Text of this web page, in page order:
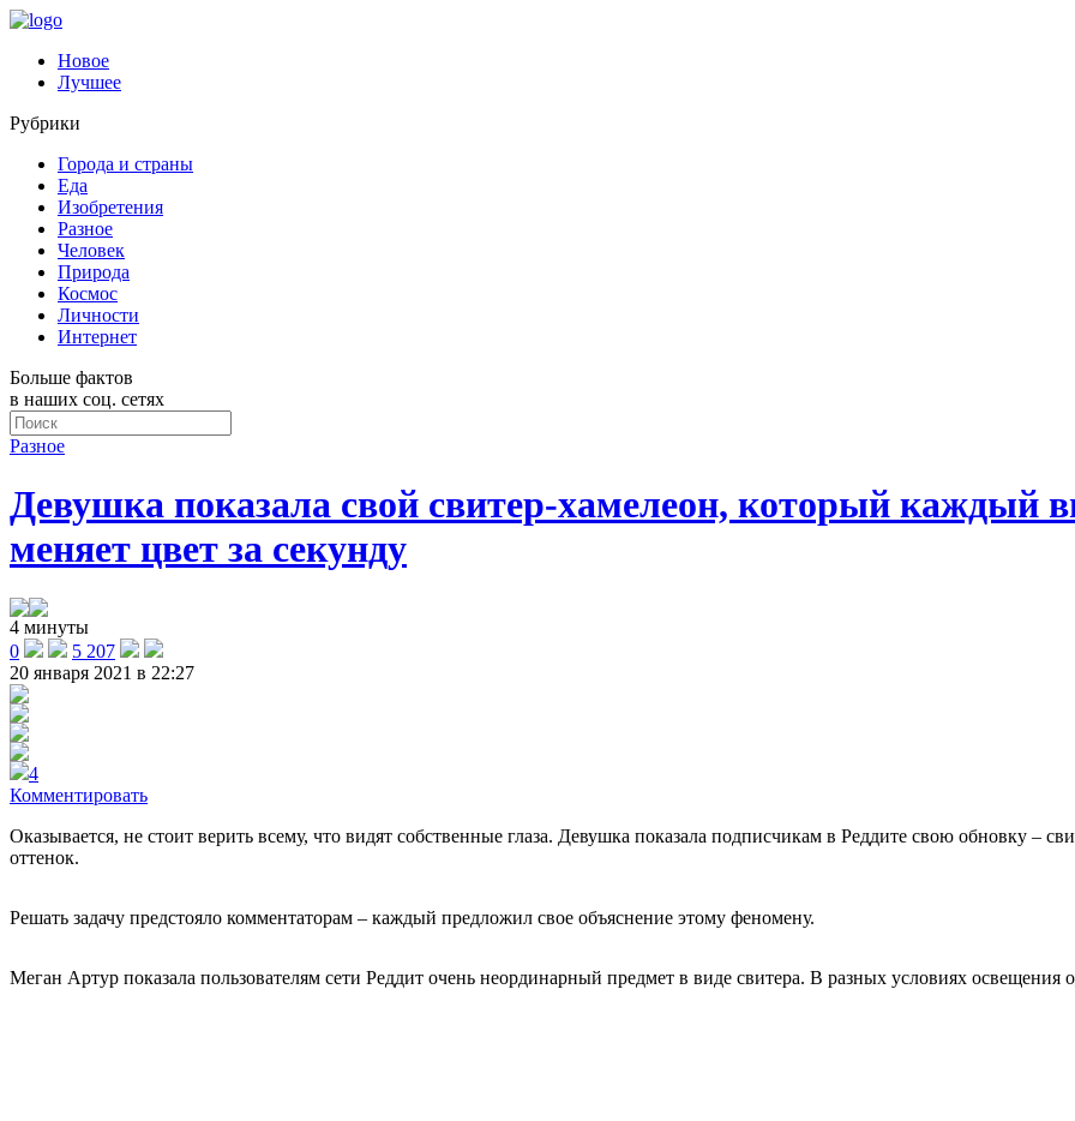
Новое
Лучшее
Рубрики
Города и страны
Еда
Изобретения
Разное
Человек
Природа
Космос
Личности
Интернет
Больше фактов
в наших соц. сетях
Разное
Девушка показала свой свитер-хамелеон, который каждый
меняет цвет за секунду
4 минуты
0
5 207
20 января 2021 в 22:27
4
Комментировать
Оказывается, не стоит верить всему, что видят собственные глаза. Девушка показала подписчикам в Реддите свою обновку –
оттенок.
Решать задачу предстояло комментаторам – каждый предложил свое объяснение этому феномену.
Меган Артур показала пользователям сети Реддит очень неординарный предмет в виде свитера. В разных условиях освещения